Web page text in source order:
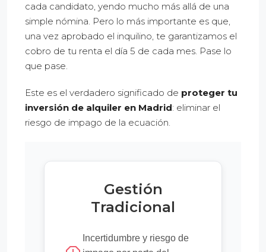
cada candidato, yendo mucho más allá de una
simple nómina. Pero lo más importante es que,
una vez aprobado el inquilino, te garantizamos el
cobro de tu renta el día 5 de cada mes. Pase lo
que pase.
Este es el verdadero significado de proteger tu
inversión de alquiler en Madrid: eliminar el
riesgo de impago de la ecuación.
Gestión
Tradicional
Incertidumbre y riesgo de